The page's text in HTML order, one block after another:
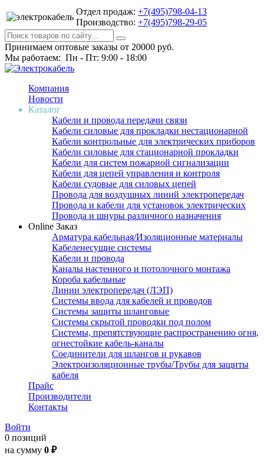
Отдел продаж: +7(495)798-04-13
Производство: +7(495)798-29-05
Принимаем оптовые заказы от 20000 руб.
Мы работаем: Пн - Пт: 9:00 - 18:00
Компания
Новости
Каталог
Кабели и провода передачи связи
Кабели силовые для прокладки нестационарной
Кабели контрольные для электрических приборов
Кабели силовые для стационарной прокладки
Кабели для систем пожарной сигнализации
Кабели для цепей управления и контроля
Кабели судовые для силовых цепей
Провода для воздушных линий электропередач
Провода и кабели для установок электрических
Провода и шнуры различного назначения
Online Заказ
Арматура кабельная/Изоляционные материалы
Кабеленесущие системы
Кабели и провода
Каналы настенного и потолочного монтажа
Короба кабельные
Линии электропередач (ЛЭП)
Системы ввода для кабелей и проводов
Системы защиты шланговые
Системы скрытой проводки под полом
Системы, препятствующие распространению огня,
огнестойкие кабель-каналы
Соединители для шлангов и рукавов
Электроизоляционные трубы/Трубы для защиты
кабеля
Прайс
Производители
Контакты
Войти
0 позиций
на сумму 0 ₽